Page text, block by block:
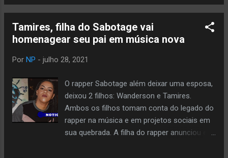
outros. King's Disease rendeu a Nas sua 14ª
primeira vitória. Ele levou para casa o troféu
de Melhor Álbum de Rap sobre D Smoke,
Freddie Gibbs, Jay Electronica e Royce 5'9 ".
abaixo. Fonte: PitchFork
Tamires, filha do Sabotage vai
homenagear seu pai em música nova
Por NP - julho 28, 2021
O rapper Sabotage além deixar uma esposa,
deixou 2 filhos: Wanderson e Tamires.
Ambos os filhos tomam conta do legado do
rapper na música e em projetos sociais em
sua quebrada. A filha do rapper anunciou em